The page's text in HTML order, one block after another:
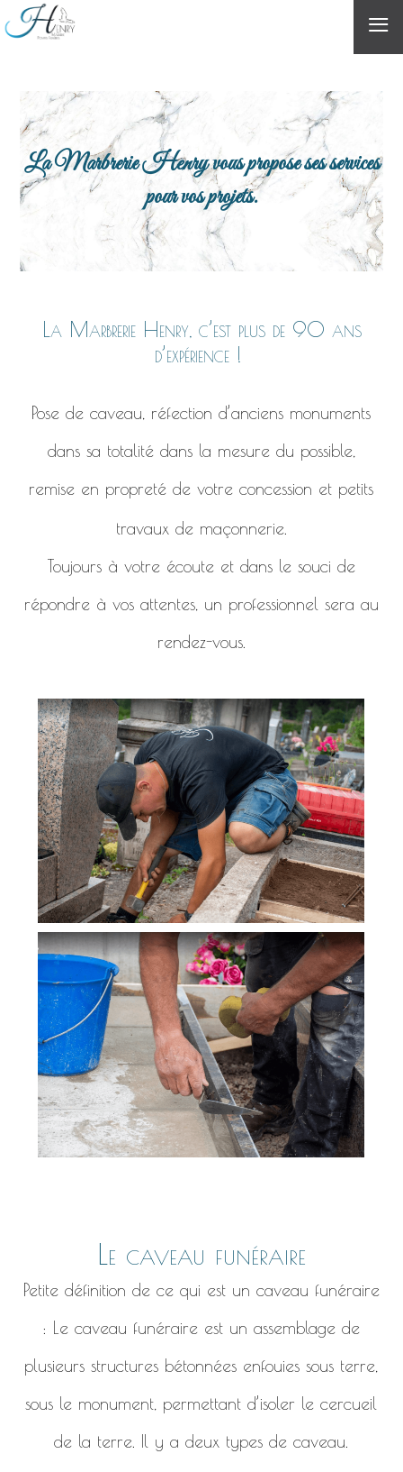
≡
La Marbrerie Henry vous propose ses services
pour vos projets.
La Marbrerie Henry, c’est plus de 90 ans
d’expérience !
Pose de caveau, réfection d’anciens monuments
dans sa totalité dans la mesure du possible,
remise en propreté de votre concession et petits
travaux de maçonnerie.
Toujours à votre écoute et dans le souci de
répondre à vos attentes, un professionnel sera au
rendez-vous.
Le caveau funéraire
Petite définition de ce qui est un caveau funéraire
: Le caveau funéraire est un assemblage de
plusieurs structures bétonnées enfouies sous terre,
sous le monument, permettant d’isoler le cercueil
de la terre. Il y a deux types de caveau.